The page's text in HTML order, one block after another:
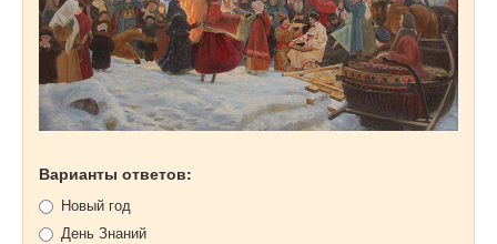
Варианты ответов:
Новый год
День Знаний